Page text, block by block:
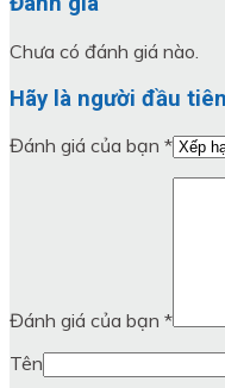
Chưa có đánh giá nào.
Hãy là người đầu
Đánh giá của bạn *
Đánh giá của bạn *
Tên